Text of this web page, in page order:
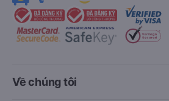
Về chúng tôi